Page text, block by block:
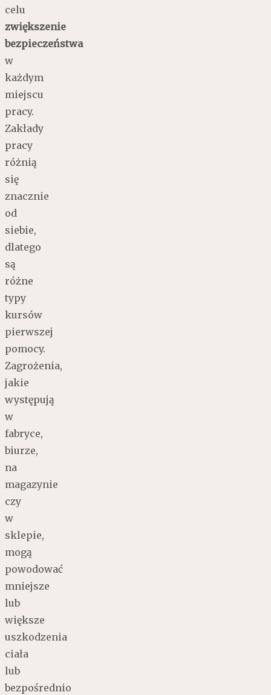
celu
zwiększenie
bezpieczeństwa
w
każdym
miejscu
pracy.
Zakłady
pracy
różnią
się
znacznie
od
siebie,
dlatego
są
różne
typy
kursów
pierwszej
pomocy.
Zagrożenia,
jakie
występują
w
fabryce,
biurze,
na
magazynie
czy
w
sklepie,
mogą
powodować
mniejsze
lub
większe
uszkodzenia
ciała
lub
bezpośrednio